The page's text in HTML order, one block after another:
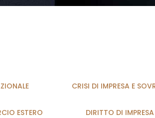
CRISI DI IMPRESA E
ESTERO DIRITTO DI IMPRESA